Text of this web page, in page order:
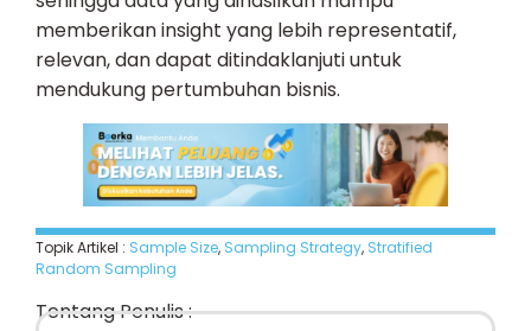
memberikan insight yang lebih representatif,
relevan, dan dapat ditindaklanjuti untuk
mendukung pertumbuhan bisnis.
Topik Artikel : Sample Size, Sampling Strategy, Stratified
Random Sampling
Tentang Penulis :